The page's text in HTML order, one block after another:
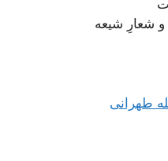
و شعارِ شیعه
طهرانی